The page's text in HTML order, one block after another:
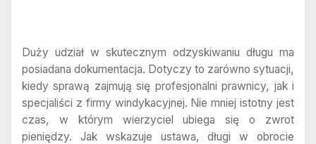
Duży udział w skutecznym odzyskiwaniu długu ma
posiadana dokumentacja. Dotyczy to zarówno sytuacji,
kiedy sprawą zajmują się profesjonalni prawnicy, jak i
specjaliści z firmy windykacyjnej. Nie mniej istotny jest
czas, w którym wierzyciel ubiega się o zwrot
pieniędzy. Jak wskazuje ustawa, długi w obrocie